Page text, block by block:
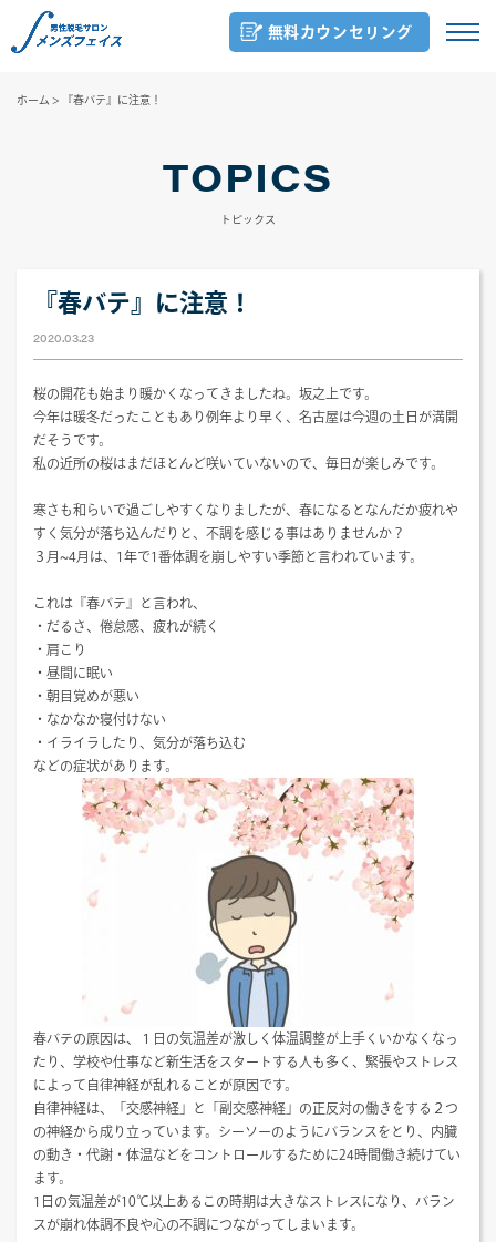
無料カウンセリング
ホーム > 『春バテ』に注意！
TOPICS
トピックス
『春バテ』に注意！
2020.03.23
桜の開花も始まり暖かくなってきましたね。坂之上です。
今年は暖冬だったこともあり例年より早く、名古屋は今週の土日が満開
だそうです。
私の近所の桜はまだほとんど咲いていないので、毎日が楽しみです。
寒さも和らいで過ごしやすくなりましたが、春になるとなんだか疲れや
すく気分が落ち込んだりと、不調を感じる事はありませんか？
３月~4月は、1年で1番体調を崩しやすい季節と言われています。
これは『春バテ』と言われ、
・だるさ、倦怠感、疲れが続く
・肩こり
・昼間に眠い
・朝目覚めが悪い
・なかなか寝付けない
・イライラしたり、気分が落ち込む
などの症状があります。
春バテの原因は、１日の気温差が激しく体温調整が上手くいかなくなっ
たり、学校や仕事など新生活をスタートする人も多く、緊張やストレス
によって自律神経が乱れることが原因です。
自律神経は、「交感神経」と「副交感神経」の正反対の働きをする２つ
の神経から成り立っています。シーソーのようにバランスをとり、内臓
の動き・代謝・体温などをコントロールするために24時間働き続けてい
ます。
1日の気温差が10℃以上あるこの時期は大きなストレスになり、バラン
スが崩れ体調不良や心の不調につながってしまいます。